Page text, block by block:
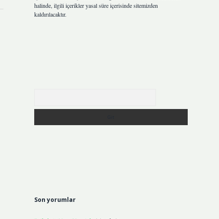
halinde, ilgili içerikler yasal süre içerisinde sitemizden
kaldırılacaktır.
Son yorumlar